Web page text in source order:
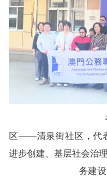
在全国民
区——清泉街社区，代
进步创建、基层社会治
务建设等工